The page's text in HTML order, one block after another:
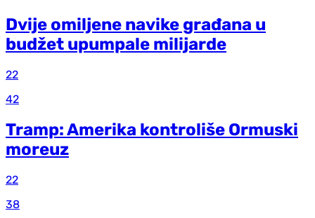
Dvije omiljene navike građana u
budžet upumpale milijarde
22
42
Tramp: Amerika kontroliše Ormuski
moreuz
22
38